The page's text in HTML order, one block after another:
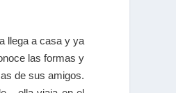
llega a casa y ya
las formas y
de sus amigos.